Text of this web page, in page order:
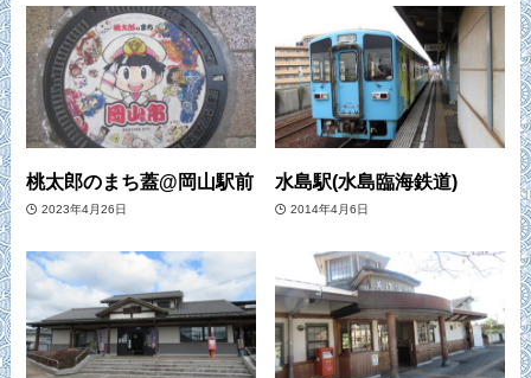
桃太郎のまち蓋@岡山駅前
2023年4月26日
水島駅(水島臨海鉄道)
2014年4月6日